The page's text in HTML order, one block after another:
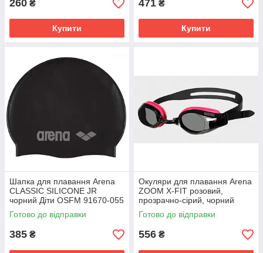
260 ₴
Купити
471 ₴
Купити
Шапка для плавання Arena
CLASSIC SILICONE JR
чорний Діти OSFM 91670-055
Готово до відправки
385 ₴
Окуляри для плавання Arena
ZOOM X-FIT розовий,
прозрачно-сірий, чорний
Унісекс OSFM 92404-059
Готово до відправки
556 ₴